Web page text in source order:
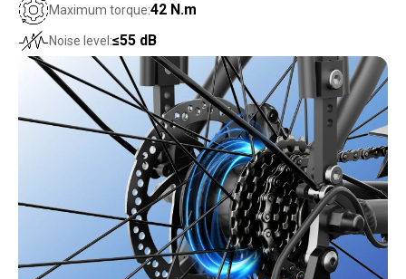
Maximum torque:42 N.m
Noise level:≤55 dB